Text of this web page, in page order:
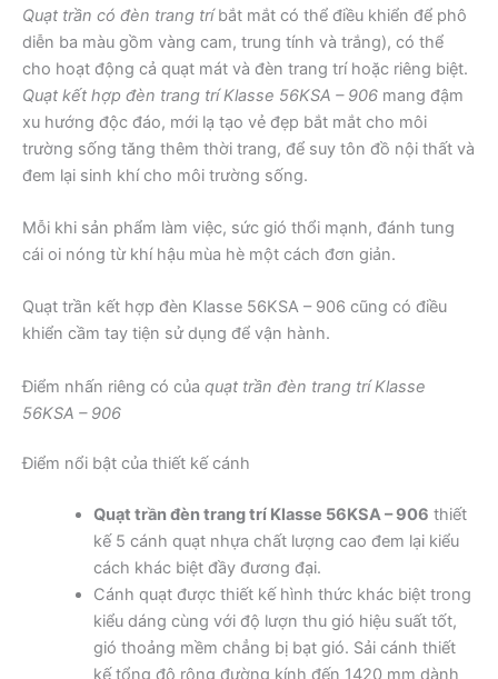
Quạt trần có đèn trang tríbắt mắt có thể điều khiển để phô
diễn ba màu gồm vàng cam, trung tính và trắng), có thể
cho hoạt động cả quạt mát và đèn trang trí hoặc riêng biệt.
Quạt kết hợp đèn trang trí Klasse 56KSA – 906 mang đậm
xu hướng độc đáo, mới lạ tạo vẻ đẹp bắt mắt cho môi
trường sống tăng thêm thời trang, để suy tôn đồ nội thất và
đem lại sinh khí cho môi trường sống.
Mỗi khi sản phẩm làm việc, sức gió thổi mạnh, đánh tung
cái oi nóng từ khí hậu mùa hè một cách đơn giản.
Quạt trần kết hợp đèn Klasse 56KSA – 906 cũng có điều
khiển cầm tay tiện sử dụng để vận hành.
Điểm nhấn riêng có của quạt trần đèn trang trí Klasse
56KSA – 906
Điểm nổi bật của thiết kế cánh
Quạt trần đèn trang trí Klasse 56KSA – 906 thiết
kế 5 cánh quạt nhựa chất lượng cao đem lại kiểu
cách khác biệt đầy đương đại.
Cánh quạt được thiết kế hình thức khác biệt trong
kiểu dáng cùng với độ lượn thu gió hiệu suất tốt,
gió thoảng mềm chẳng bị bạt gió. Sải cánh thiết
kế tổng độ rộng đường kính đến 1420 mm dành